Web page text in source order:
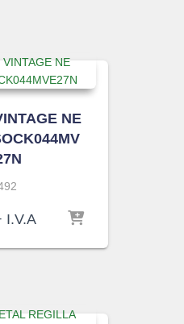
NE
I.V.A